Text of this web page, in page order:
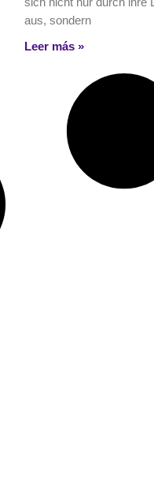
aus, sondern
Leer más »